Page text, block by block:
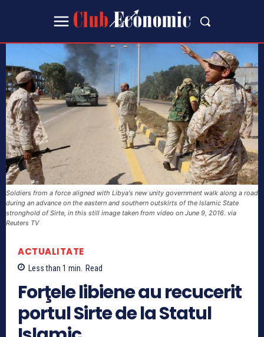
Soldiers from a force aligned with Libya's new unity government walk along a road
during an advance on the eastern and southern outskirts of the Islamic State
stronghold of Sirte, in this still image taken from video on June 9, 2016. via
Reuters TV
ACTUALITATE
Less than 1 min. Read
Forţele libiene au recucerit
portul Sirte de la Statul